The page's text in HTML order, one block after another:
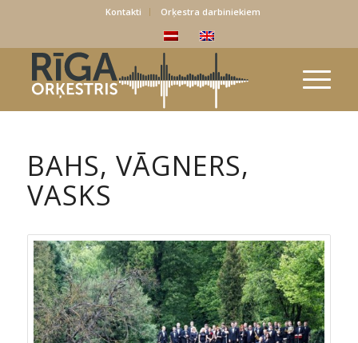
Kontakti Orķestra darbiniekiem
BAHS, VĀGNERS,
VASKS